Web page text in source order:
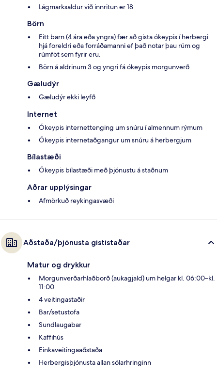
Lágmarksaldur við innritun er 18
Börn
Eitt barn (4 ára eða yngra) fær að gista ókeypis í herbergi
hjá foreldri eða forráðamanni ef það notar þau rúm og
rúmföt sem fyrir eru.
Börn á aldrinum 3 og yngri fá ókeypis morgunverð
Gæludýr
Gæludýr ekki leyfð
Internet
Ókeypis internettenging um snúru í almennum rýmum
Ókeypis internetaðgangur um snúru á herbergjum
Bílastæði
Ókeypis bílastæði með þjónustu á staðnum
Aðrar upplýsingar
Afmörkuð reykingasvæði
Aðstaða/þjónusta gististaðar
Matur og drykkur
Morgunverðarhlaðborð (aukagjald) um helgar kl. 06:00–kl.
11:00
4 veitingastaðir
Bar/setustofa
Sundlaugabar
Kaffihús
Einkaveitingaaðstaða
Herbergisþjónusta allan sólarhringinn